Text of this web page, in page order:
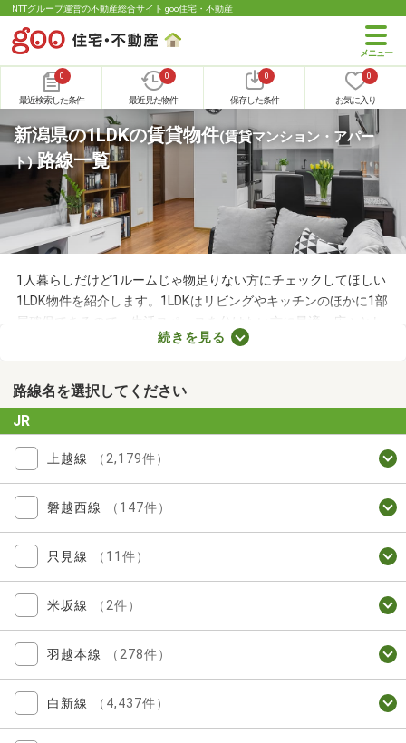
NTTグループ運営の不動産総合サイト goo住宅・不動産
0
最近検索した条件
0
最近見た物件
0
保存した条件
0
お気に入り
新潟県の1LDKの賃貸物件(賃貸マンション・アパー
ト)路線一覧
1人暮らしだけど1ルームじゃ物足りない方にチェックしてほしい
1LDK物件を紹介します。1LDKはリビングやキッチンのほかに1部
屋確保できるので、生活スペースを分けたい方に最適。広々とし
たLDKの物件を選べば、ゆったりとくつろげる理想のお部屋に住
えるお部屋を見つけてくださいね。
続きを見る
路線名を選択してください
JR
上越線 （2,179件）
磐越西線 （147件）
只見線 （11件）
米坂線 （2件）
羽越本線 （278件）
白新線 （4,437件）